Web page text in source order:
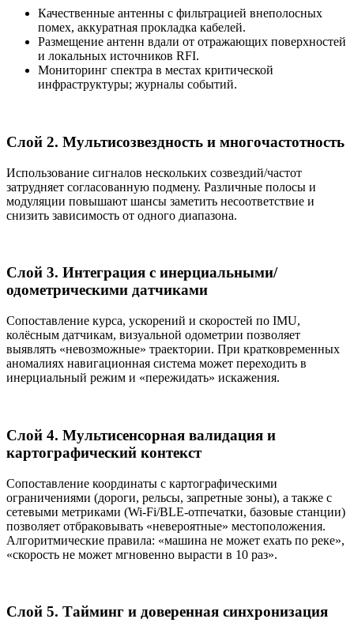
Качественные антенны с фильтрацией внеполосных
помех, аккуратная прокладка кабелей.
Размещение антенн вдали от отражающих поверхностей
и локальных источников RFI.
Мониторинг спектра в местах критической
инфраструктуры; журналы событий.
Слой 2. Мультисозвездность и многочастотность
Использование сигналов нескольких созвездий/частот
затрудняет согласованную подмену. Различные полосы и
модуляции повышают шансы заметить несоответствие и
снизить зависимость от одного диапазона.
Слой 3. Интеграция с инерциальными/
одометрическими датчиками
Сопоставление курса, ускорений и скоростей по IMU,
колёсным датчикам, визуальной одометрии позволяет
выявлять «невозможные» траектории. При кратковременных
аномалиях навигационная система может переходить в
инерциальный режим и «пережидать» искажения.
Слой 4. Мультисенсорная валидация и
картографический контекст
Сопоставление координаты с картографическими
ограничениями (дороги, рельсы, запретные зоны), а также с
сетевыми метриками (Wi‑Fi/BLE‑отпечатки, базовые станции)
позволяет отбраковывать «невероятные» местоположения.
Алгоритмические правила: «машина не может ехать по реке»,
«скорость не может мгновенно вырасти в 10 раз».
Слой 5. Тайминг и доверенная синхронизация